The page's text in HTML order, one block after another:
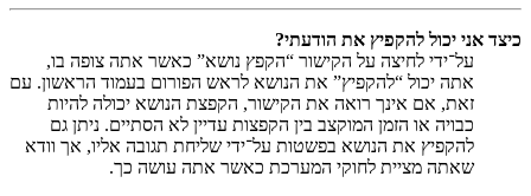
כיצד אני יכול להקפיץ את הודעתי?
על־ידי לחיצה על הקישור “הקפץ נושא” כאשר אתה צופה בו,
אתה יכול “להקפיץ” את הנושא לראש הפורום בעמוד הראשון. עם
זאת, אם אינך רואה את הקישור, הקפצת הנושא יכולה להיות
כבויה או הזמן המוקצב בין הקפצות עדיין לא הסתיים. ניתן גם
להקפיץ את הנושא בפשטות על־ידי שליחת תגובה אליו, אך וודא
שאתה מציית לחוקי המערכת כאשר אתה עושה כך.